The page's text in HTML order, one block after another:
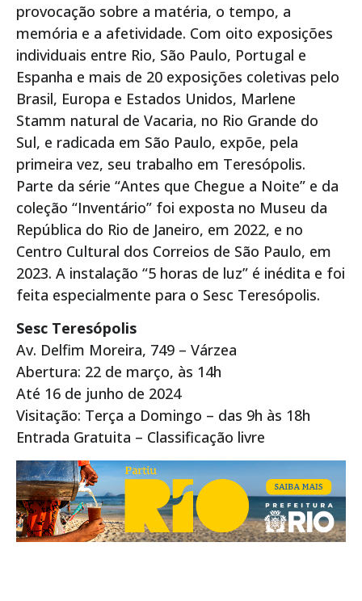
provocação sobre a matéria, o tempo, a
memória e a afetividade. Com oito exposições
individuais entre Rio, São Paulo, Portugal e
Espanha e mais de 20 exposições coletivas pelo
Brasil, Europa e Estados Unidos, Marlene
Stamm natural de Vacaria, no Rio Grande do
Sul, e radicada em São Paulo, expõe, pela
primeira vez, seu trabalho em Teresópolis.
Parte da série “Antes que Chegue a Noite” e da
coleção “Inventário” foi exposta no Museu da
República do Rio de Janeiro, em 2022, e no
Centro Cultural dos Correios de São Paulo, em
2023. A instalação “5 horas de luz” é inédita e foi
feita especialmente para o Sesc Teresópolis.
Sesc Teresópolis
Av. Delfim Moreira, 749 – Várzea
Abertura: 22 de março, às 14h
Até 16 de junho de 2024
Visitação: Terça a Domingo – das 9h às 18h
Entrada Gratuita – Classificação livre